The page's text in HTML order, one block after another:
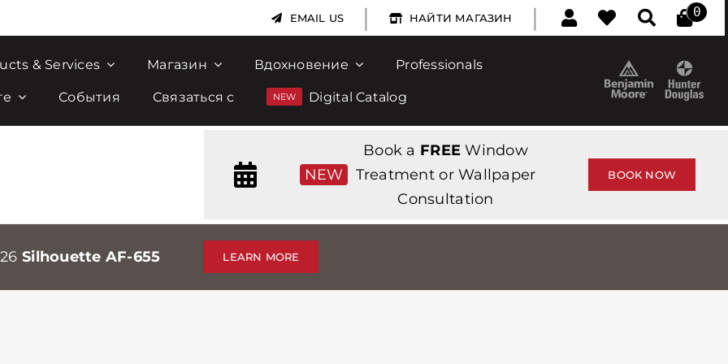
EMAIL US | НАЙТИ МАГАЗИН | 0
& Services Магазин Вдохновение Professionals
События Связаться с Digital Catalog
NEW
Book a FREE Window
Treatment or Wallpaper
Consultation
BOOK NOW
Silhouette AF-655 LEARN MORE